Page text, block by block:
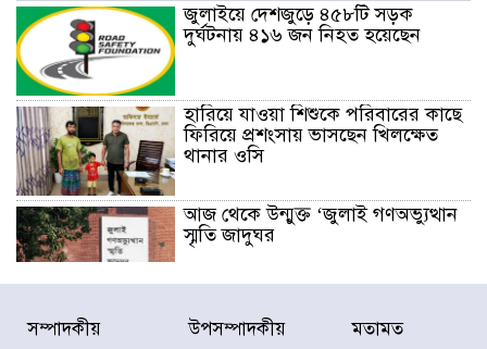
জুলাইয়ে দেশজুড়ে ৪৫৮টি সড়ক
দুর্ঘটনায় ৪১৬ জন নিহত হয়েছেন
হারিয়ে যাওয়া শিশুকে পরিবারের কাছে
ফিরিয়ে প্রশংসায় ভাসছেন খিলক্ষেত
থানার ওসি
আজ থেকে উন্মুক্ত ‘জুলাই গণঅভ্যুত্থান
স্মৃতি জাদুঘর
রাজধানীর উত্তরা আঞ্চলিক পাসপোর্ট
অফিসের সামনে দালাল চক্রের ১৩ জন
সম্পাদকীয় উপসম্পাদকীয় মতামত